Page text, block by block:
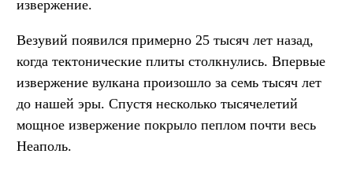
извержение.
Везувий появился примерно 25 тысяч лет назад,
когда тектонические плиты столкнулись. Впервые
извержение вулкана произошло за семь тысяч лет
до нашей эры. Спустя несколько тысячелетий
мощное извержение покрыло пеплом почти весь
Неаполь.